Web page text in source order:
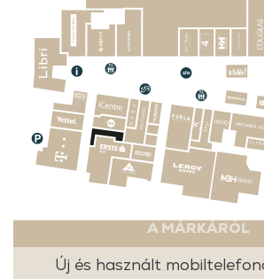
A MÁRKÁRÓL
Új és használt